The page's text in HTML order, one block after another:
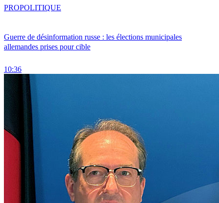
Guerre de désinformation russe : les élections municipales
allemandes prises pour cible
10:36
PROPOLITIQUE